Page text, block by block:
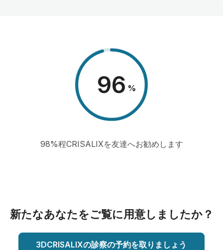
98 %
98%程CRISALIXを友達へお勧めします
新たなあなたをご覧に用意しましたか？
3DCRISALIXの診察の予約を取りましょう